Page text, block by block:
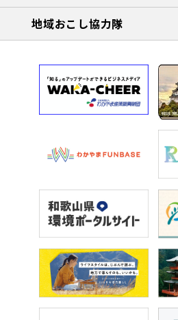
地域おこし協力隊